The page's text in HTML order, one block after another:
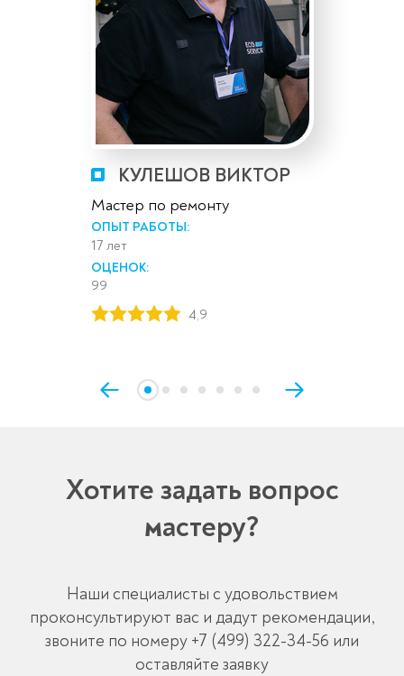
КУЛЕШОВ ВИКТОР
Мастер по ремонту
ОПЫТ РАБОТЫ:
17 лет
ОЦЕНОК:
99
4,9
Хотите задать вопрос
мастеру?
Наши специалисты с удовольствием
проконсультируют вас и дадут рекомендации,
звоните по номеру +7 (499) 322-34-56 или
оставляйте заявку